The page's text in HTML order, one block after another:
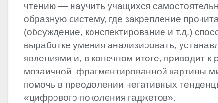
чтению — научить учащихся
образную систему, где закрепление
(обсуждение, конспектирование и т.д.)
выработке умения анализировать,
явлениями и, в конечном итоге, приводит к
мозаичной, фрагментированной картины
помочь в преодолении негативных
«цифрового поколения гаджетов».